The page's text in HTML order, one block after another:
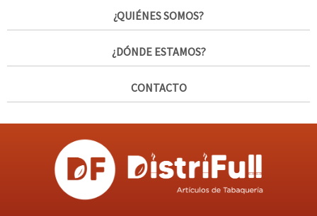
¿QUIÉNES SOMOS?
¿DÓNDE ESTAMOS?
CONTACTO